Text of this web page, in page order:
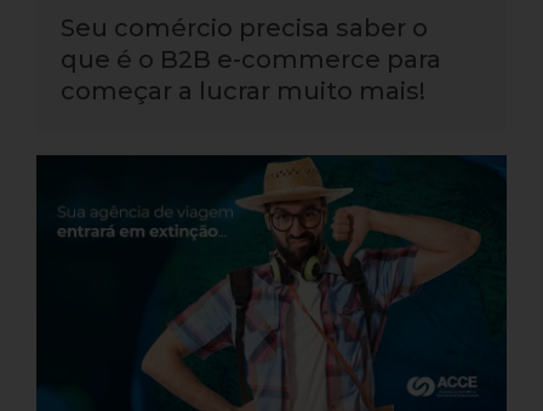
Seu comércio precisa saber o
que é o B2B e-commerce para
começar a lucrar muito mais!